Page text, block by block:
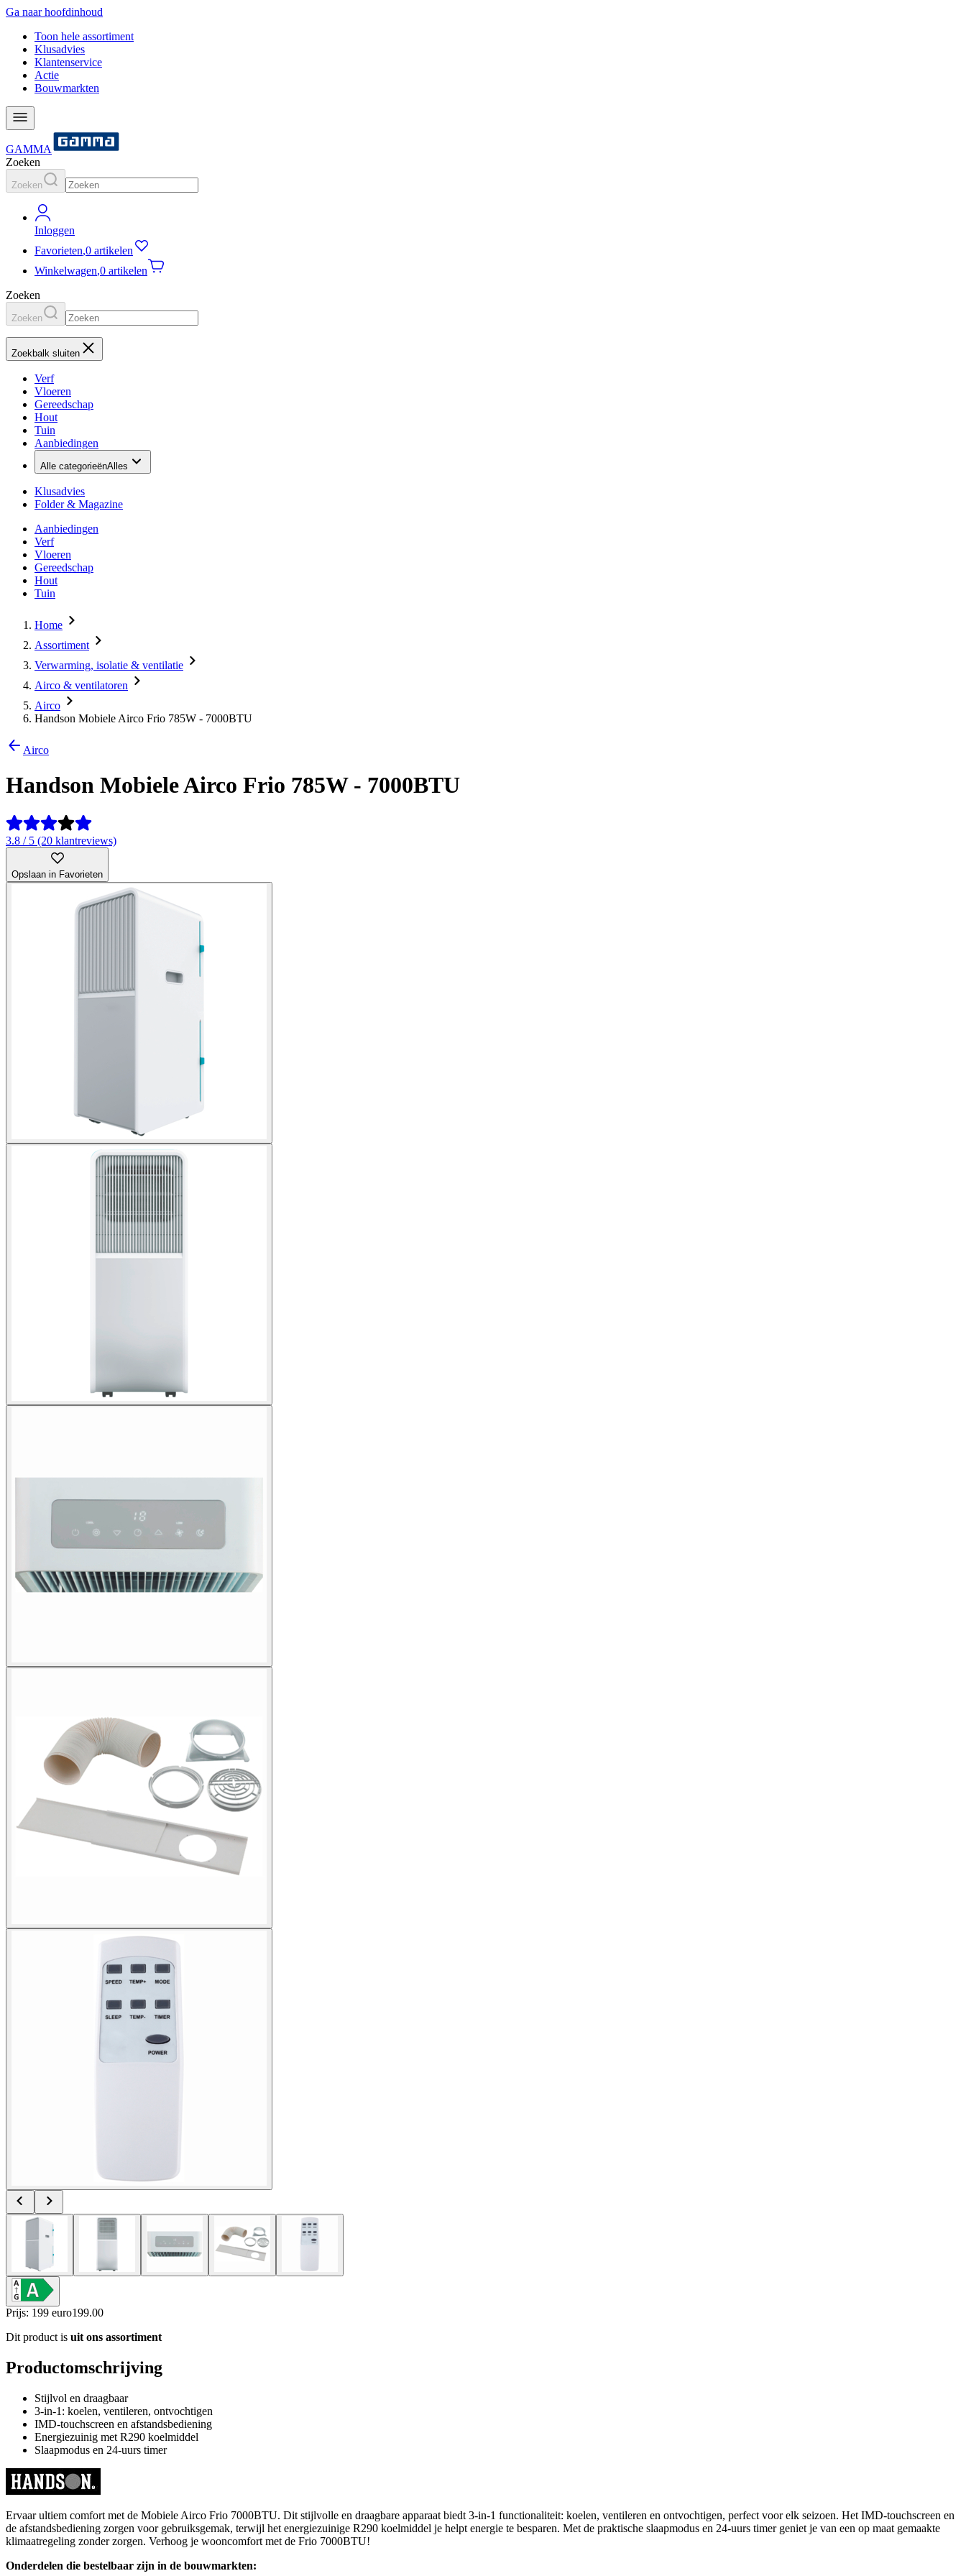
Ga naar hoofdinhoud
Toon hele assortiment
Klusadvies
Klantenservice
Actie
Bouwmarkten
GAMMA
Zoeken
Zoeken
Inloggen
Favorieten,0 artikelen
Winkelwagen,0 artikelen
Zoeken
Zoeken
Zoekbalk sluiten
Verf
Vloeren
Gereedschap
Hout
Tuin
Aanbiedingen
Alle categorieënAlles
Klusadvies
Folder & Magazine
Aanbiedingen
Verf
Vloeren
Gereedschap
Hout
Tuin
Home
Assortiment
Verwarming, isolatie & ventilatie
Airco & ventilatoren
Airco
Handson Mobiele Airco Frio 785W - 7000BTU
Airco
Handson Mobiele Airco Frio 785W - 7000BTU
3.8 / 5 (20 klantreviews)
Opslaan in Favorieten
Prijs: 199 euro199.00
Dit product is uit ons assortiment
Productomschrijving
Stijlvol en draagbaar
3-in-1: koelen, ventileren, ontvochtigen
IMD-touchscreen en afstandsbediening
Energiezuinig met R290 koelmiddel
Slaapmodus en 24-uurs timer
Ervaar ultiem comfort met de Mobiele Airco Frio 7000BTU. Dit stijlvolle en draagbare apparaat biedt 3-in-1 functionaliteit: koelen, ventileren en ontvochtigen, perfect voor elk seizoen. Het IMD-touchscreen en
de afstandsbediening zorgen voor gebruiksgemak, terwijl het energiezuinige R290 koelmiddel je helpt energie te besparen. Met de praktische slaapmodus en 24-uurs timer geniet je van een op maat gemaakte
klimaatregeling zonder zorgen. Verhoog je wooncomfort met de Frio 7000BTU!
Onderdelen die bestelbaar zijn in de bouwmarkten: